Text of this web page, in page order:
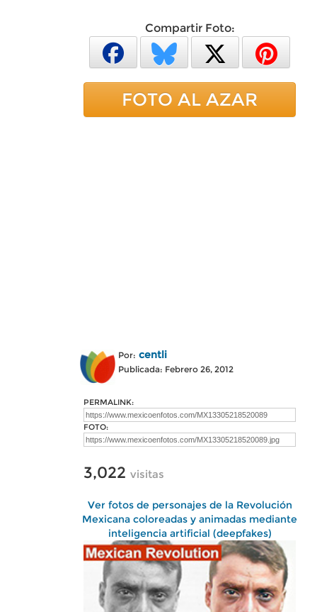
Compartir Foto:
FOTO AL AZAR
Por: centli
Publicada: Febrero 26, 2012
PERMALINK:
FOTO:
3,022 visitas
Ver fotos de personajes de la Revolución
Mexicana coloreadas y animadas mediante
inteligencia artificial (deepfakes)